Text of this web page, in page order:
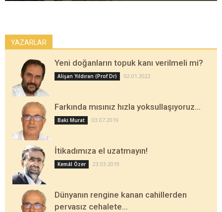
YAZARLAR
Yeni doğanların topuk kanı verilmeli mi?
Alişan Yıldıran (Prof Dr) 02.01.2022
Farkında mısınız hızla yoksullaşıyoruz…
Baki Murat 03.07.2019
İtikadımıza el uzatmayın!
Kemâl Özer 23.03.2019
Dünyanın rengine kanan cahillerden
pervasız cehalete…